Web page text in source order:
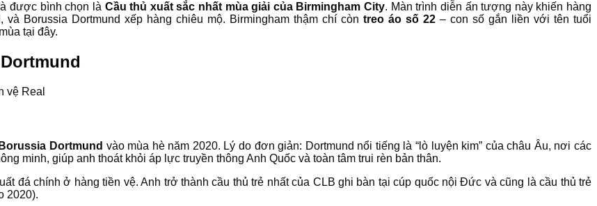
được bình chọn là Cầu thủ xuất sắc nhất mùa giải của Birmingham City. Màn trình diễn ấn tượng này khiến hàng
Borussia Dortmund xếp hàng chiêu mộ. Birmingham thậm chí còn treo áo số 22 – con số gắn liền với tên tuổi
tại đây.
Borussia Dortmund vào mùa hè năm 2020. Lý do đơn giản: Dortmund nổi tiếng là “lò luyện kim” của châu Âu, nơi các
minh, giúp anh thoát khỏi áp lực truyền thông Anh Quốc và toàn tâm trui rèn bản thân.
đá chính ở hàng tiền vệ. Anh trở thành cầu thủ trẻ nhất của CLB ghi bàn tại cúp quốc nội Đức và cũng là cầu thủ trẻ
2020).